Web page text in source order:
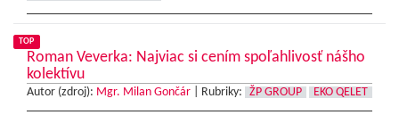
TOP
Roman Veverka: Najviac si cením spoľahlivosť nášho
kolektívu
Autor (zdroj): Mgr. Milan Gončár Rubriky: ŽP GROUP EKO QELET